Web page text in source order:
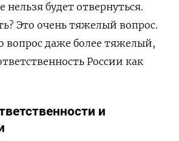
будет отвернуться.
Это очень тяжелый вопрос.
вопрос даже более тяжелый,
России как
и